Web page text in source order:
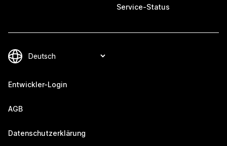
Service-Status
Entwickler-Login
AGB
Datenschutzerklärung